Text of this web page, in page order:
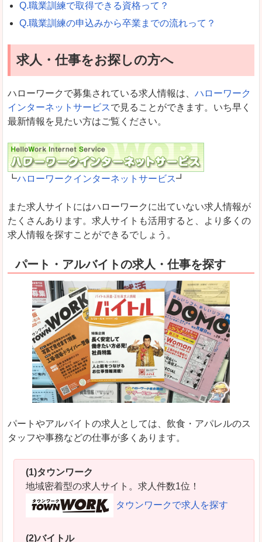
Q.職業訓練で取得できる資格って？
Q.職業訓練の申込みから卒業までの流れって？
求人・仕事をお探しの方へ
ハローワークで募集されている求人情報は、 ハローワーク
インターネットサービスで見ることができます。いち早く
最新情報を見たい方はご覧ください。
┗ハローワークインターネットサービス┛
また求人サイトにはハローワークに出ていない求人情報が
たくさんあります。求人サイトも活用すると、より多くの
求人情報を探すことができるでしょう。
パート・アルバイトの求人・仕事を探す
パートやアルバイトの求人としては、飲食・アパレルのス
タッフや事務などの仕事が多くあります。
(1)タウンワーク
地域密着型の求人サイト。求人件数1位！
タウンワークで求人を探す
(2)バイトル